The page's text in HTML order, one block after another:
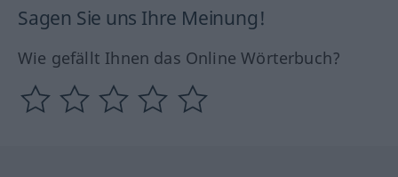
Sagen Sie uns Ihre Meinung!
Wie gefällt Ihnen das Online Wörterbuch?